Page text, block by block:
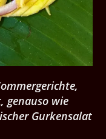
genauso wie
Gurkensalat